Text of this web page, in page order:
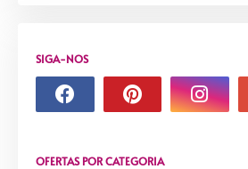
SIGA-NOS
OFERTAS POR CATEGORIA